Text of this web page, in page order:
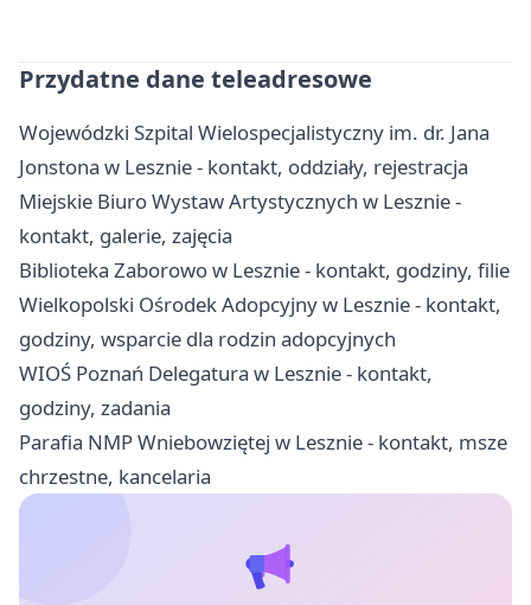
Przydatne dane teleadresowe
Wojewódzki Szpital Wielospecjalistyczny im. dr. Jana
Jonstona w Lesznie - kontakt, oddziały, rejestracja
Miejskie Biuro Wystaw Artystycznych w Lesznie -
kontakt, galerie, zajęcia
Biblioteka Zaborowo w Lesznie - kontakt, godziny, filie
Wielkopolski Ośrodek Adopcyjny w Lesznie - kontakt,
godziny, wsparcie dla rodzin adopcyjnych
WIOŚ Poznań Delegatura w Lesznie - kontakt,
godziny, zadania
Parafia NMP Wniebowziętej w Lesznie - kontakt, msze
chrzestne, kancelaria